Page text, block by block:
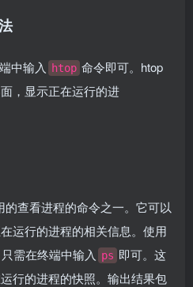
中输入 htop 命令即可。htop
，显示正在运行的进
查看进程的命令之一。它可以
运行的进程的相关信息。使用
需在终端中输入
ps 即可。这
行的进程的快照。输出结果包